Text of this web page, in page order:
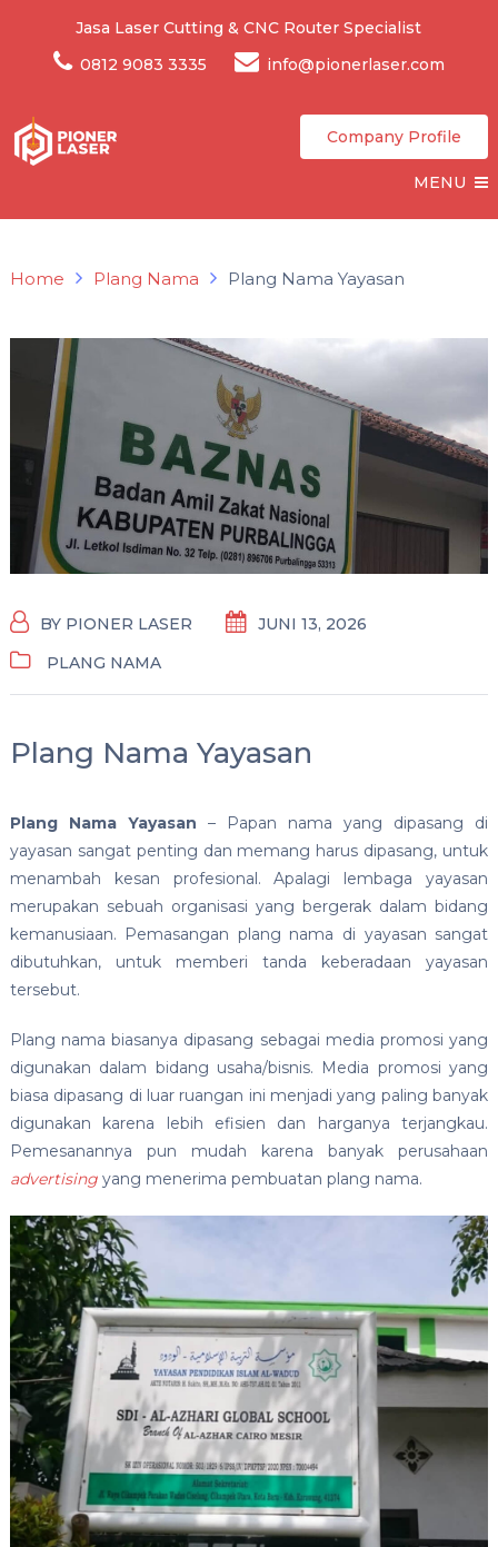
Jasa Laser Cutting & CNC Router Specialist
0812 9083 3335
info@pionerlaser.com
Company Profile
MENU
Home Plang Nama Plang Nama Yayasan
BY PIONER LASER
JUNI 13, 2026
PLANG NAMA
Plang Nama Yayasan
Plang Nama Yayasan – Papan nama yang dipasang di
yayasan sangat penting dan memang harus dipasang, untuk
menambah kesan profesional. Apalagi lembaga yayasan
merupakan sebuah organisasi yang bergerak dalam bidang
kemanusiaan. Pemasangan plang nama di yayasan sangat
dibutuhkan, untuk memberi tanda keberadaan yayasan
tersebut.
Plang nama biasanya dipasang sebagai media promosi yang
digunakan dalam bidang usaha/bisnis. Media promosi yang
biasa dipasang di luar ruangan ini menjadi yang paling banyak
digunakan karena lebih efisien dan harganya terjangkau.
Pemesanannya pun mudah karena banyak perusahaan
advertisingyang menerima pembuatan plang nama.